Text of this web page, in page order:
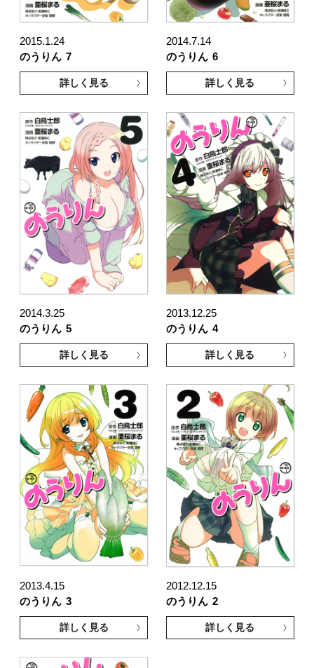
2015.1.24
のうりん 7
詳しく見る
2014.7.14
のうりん 6
詳しく見る
2014.3.25
のうりん 5
詳しく見る
2013.12.25
のうりん 4
詳しく見る
2013.4.15
のうりん 3
詳しく見る
2012.12.15
のうりん 2
詳しく見る